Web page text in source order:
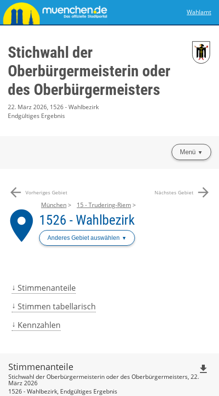
Wahlamt
Stichwahl der
Oberbürgermeisterin oder
des Oberbürgermeisters
22. März 2026, 1526 - Wahlbezirk
Endgültiges Ergebnis
Menü
arrow_back Vorheriges Gebiet Nächstes Gebiet arrow_forward
place
München 15 - Trudering-Riem
1526 - Wahlbezirk
Anderes Gebiet auswählen
Stimmenanteile
Stimmen tabellarisch
Kennzahlen
Stimmenanteile
Stichwahl der Oberbürgermeisterin oder des Oberbürgermeisters, 22.
März 2026
1526 - Wahlbezirk, Endgültiges Ergebnis
file_download